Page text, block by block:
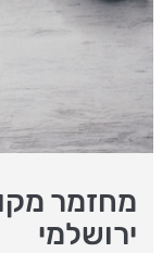
מחזמר
ירושלמי